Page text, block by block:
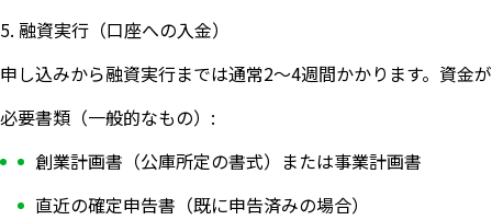
5. 融資実行（口座への入金）
申し込みから融資実行までは通常2〜4週間かかります。資金
必要書類（一般的なもの）:
創業計画書（公庫所定の書式）または事業計画書
直近の確定申告書（既に申告済みの場合）